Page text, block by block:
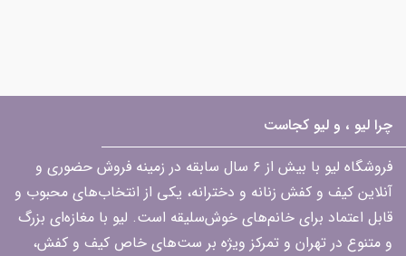
چرا لیو ، و لیو کجاست
فروشگاه لیو با بیش از ۶ سال سابقه در زمینه فروش حضوری و
آنلاین کیف و کفش زنانه و دخترانه، یکی از انتخاب‌های محبوب و
قابل اعتماد برای خانم‌های خوش‌سلیقه است. لیو با مغازه‌ای بزرگ
و متنوع در تهران و تمرکز ویژه بر ست‌های خاص کیف و کفش،